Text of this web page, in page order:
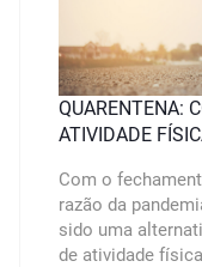
QUARENTENA:
ATIVIDADE
Com o
razão da
sido uma
de atividade